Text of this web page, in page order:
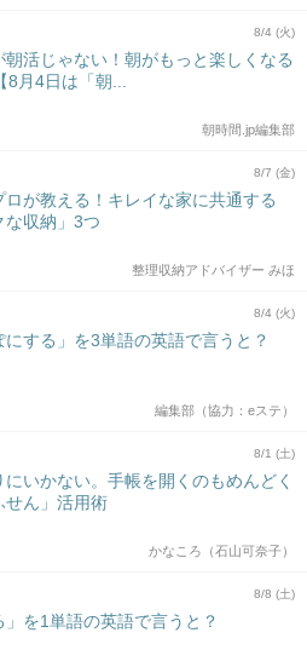
8/4 (火)
朝活じゃない！朝がもっと楽しくなる
8月4日は「朝...
朝時間.jp編集部
8/7 (金)
ロが教える！キレイな家に共通する
な収納」3つ
整理収納アドバイザー みほ
8/4 (火)
にする」を3単語の英語で言うと？
編集部（協力：eステ）
8/1 (土)
にいかない。手帳を開くのもめんどく
せん」活用術
かなころ（石山可奈子）
8/8 (土)
」を1単語の英語で言うと？